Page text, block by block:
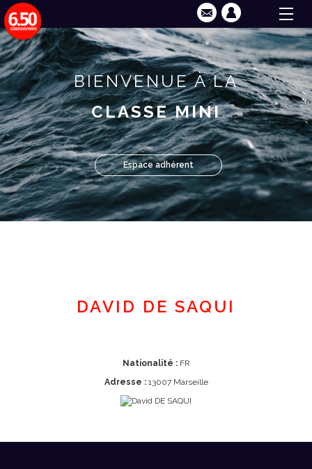
BIENVENUE À LA
CLASSE MINI
Espace adhérent
DAVID DE SAQUI
Nationalité :FR
Adresse :13007 Marseille